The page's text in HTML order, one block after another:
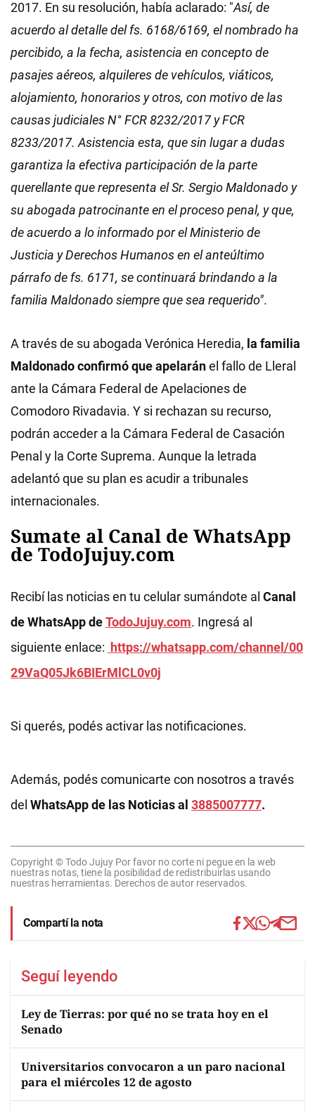
2017. En su resolución, había aclarado: "Así, de
acuerdo al detalle del fs. 6168/6169, el nombrado ha
percibido, a la fecha, asistencia en concepto de
pasajes aéreos, alquileres de vehículos, viáticos,
alojamiento, honorarios y otros, con motivo de las
causas judiciales N° FCR 8232/2017 y FCR
8233/2017. Asistencia esta, que sin lugar a dudas
garantiza la efectiva participación de la parte
querellante que representa el Sr. Sergio Maldonado y
su abogada patrocinante en el proceso penal, y que,
de acuerdo a lo informado por el Ministerio de
Justicia y Derechos Humanos en el anteúltimo
párrafo de fs. 6171, se continuará brindando a la
familia Maldonado siempre que sea requerido".
A través de su abogada Verónica Heredia, la familia
Maldonado confirmó que apelaránel fallo de Lleral
ante la Cámara Federal de Apelaciones de
Comodoro Rivadavia. Y si rechazan su recurso,
podrán acceder a la Cámara Federal de Casación
Penal y la Corte Suprema. Aunque la letrada
adelantó que su plan es acudir a tribunales
internacionales.
Sumate al Canal de WhatsApp
de TodoJujuy.com
Recibí las noticias en tu celular sumándote al Canal
de WhatsApp deTodoJujuy.com. Ingresá al
siguiente enlace: https://whatsapp.com/channel/00
29VaQ05Jk6BIErMlCL0v0j
Si querés, podés activar las notificaciones.
Además, podés comunicarte con nosotros a través
del WhatsApp de las Noticias al 3885007777.
Copyright © Todo Jujuy Por favor no corte ni pegue en la web
nuestras notas, tiene la posibilidad de redistribuirlas usando
nuestras herramientas. Derechos de autor reservados.
Compartí la nota
Seguí leyendo
Ley de Tierras: por qué no se trata hoy en el
Senado
Universitarios convocaron a un paro nacional
para el miércoles 12 de agosto